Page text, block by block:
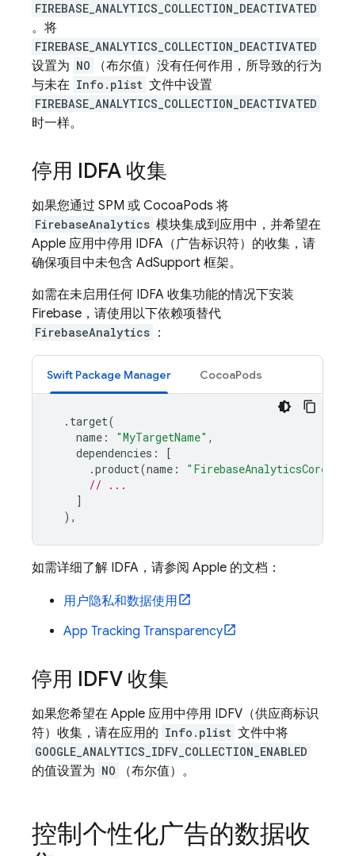
FIREBASE_ANALYTICS_COLLECTION_DEACTIVATED
。将
FIREBASE_ANALYTICS_COLLECTION_DEACTIVATED
设置为 NO
（布尔值）没有任何作用，所导致的行为
与未在 Info.plist 文件中设置
FIREBASE_ANALYTICS_COLLECTION_DEACTIVATED
时一样。
停用 IDFA 收集
如果您通过 SPM 或 CocoaPods 将
FirebaseAnalytics 模块集成到应用中，并希望在
Apple 应用中停用 IDFA（广告标识符）的收集，请
确保项目中未包含 AdSupport 框架。
如需在未启用任何 IDFA 收集功能的情况下安装
Firebase，请使用以下依赖项替代
FirebaseAnalytics ：
Swift Package Manager CocoaPods
. target(
name : "MyTargetName" ,
dependencies :
[
.product(name : "FirebaseAnalyticsCore"
// ...
]
),
如需详细了解 IDFA，请参阅 Apple 的文档：
用户隐私和数据使用
App Tracking Transparency
停用 IDFV 收集
如果您希望在 Apple 应用中停用 IDFV（供应商标识
符）收集，请在应用的 Info.plist 文件中将
GOOGLE_ANALYTICS_IDFV_COLLECTION_ENABLED
的值设置为 NO （布尔值）。
控制个性化广告的数据收